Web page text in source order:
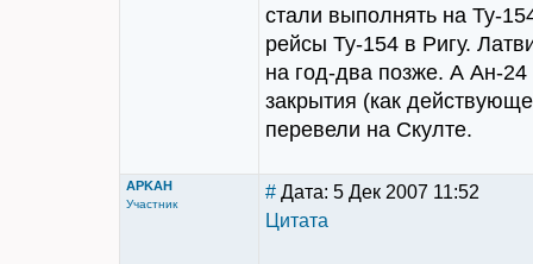
стали выполнять на Ту-
рейсы Ту-154 в Ригу.
на год-два позже. А Ан-
закрытия (как
перевели на Скулте.
APKAH
Участник
# Дата: 5 Дек 2007 11:52
Цитата